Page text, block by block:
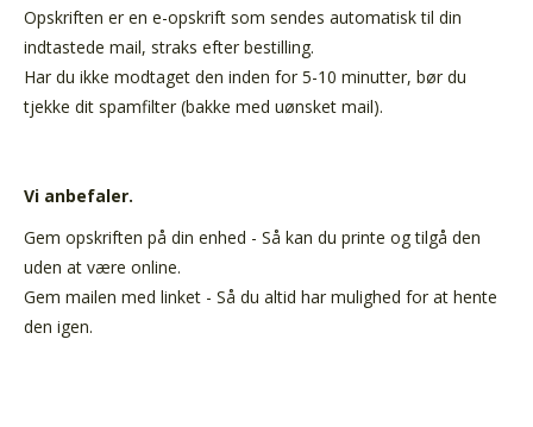
Opskriften er en e-opskrift som sendes automatisk til din
indtastede mail, straks efter bestilling.
Har du ikke modtaget den inden for 5-10 minutter, bør du
tjekke dit spamfilter (bakke med uønsket mail).
Vi anbefaler.
Gem opskriften på din enhed - Så kan du printe og tilgå den
uden at være online.
Gem mailen med linket - Så du altid har mulighed for at hente
den igen.